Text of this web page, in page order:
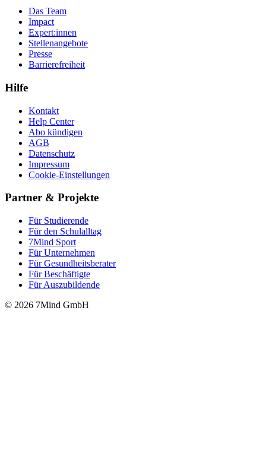
Das Team
Impact
Expert:innen
Stellenangebote
Presse
Barrierefreiheit
Hilfe
Kontakt
Help Center
Abo kündigen
AGB
Datenschutz
Impressum
Cookie-Einstellungen
Partner & Projekte
Für Stu­die­rende
Für den Schulalltag
7Mind Sport
Für Unter­neh­men
Für Gesund­heits­be­ra­ter
Für Beschäftigte
Für Auszubildende
© 2026 7Mind GmbH